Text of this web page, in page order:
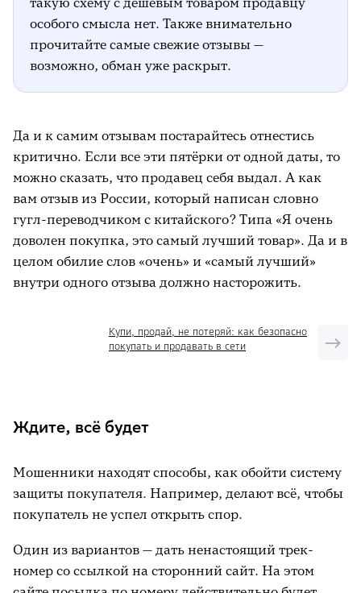
особого смысла нет. Также внимательно
прочитайте самые свежие отзывы —
возможно, обман уже раскрыт.
Да и к самим отзывам постарайтесь отнестись
критично. Если все эти пятёрки от одной даты, то
можно сказать, что продавец себя выдал. А как
вам отзыв из России, который написан словно
гугл-переводчиком с китайского? Типа «Я очень
доволен покупка, это самый лучший товар». Да и в
целом обилие слов «очень» и «самый лучший»
внутри одного отзыва должно насторожить.
Купи, продай, не потеряй: как безопасно
покупать и продавать в сети
Ждите, всё будет
Мошенники находят способы, как обойти систему
защиты покупателя. Например, делают всё, чтобы
покупатель не успел открыть спор.
Один из вариантов — дать ненастоящий трек-
номер со ссылкой на сторонний сайт. На этом